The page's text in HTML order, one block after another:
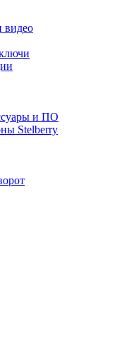
видео
и ПО
Stelberry